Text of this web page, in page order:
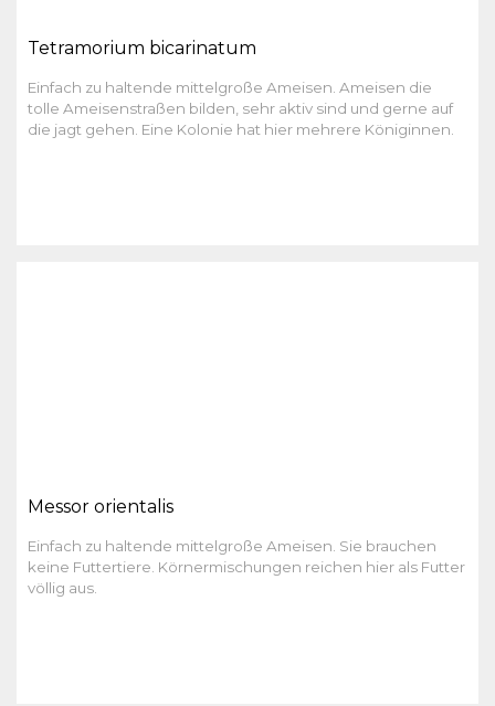
Tetramorium bicarinatum
Einfach zu haltende mittelgroße Ameisen. Ameisen die
tolle Ameisenstraßen bilden, sehr aktiv sind und gerne auf
die jagt gehen. Eine Kolonie hat hier mehrere Königinnen.
Messor orientalis
Einfach zu haltende mittelgroße Ameisen. Sie brauchen
keine Futtertiere. Körnermischungen reichen hier als Futter
völlig aus.